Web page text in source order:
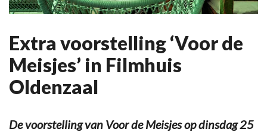
Extra voorstelling ‘Voor de
Meisjes’ in Filmhuis
Oldenzaal
De voorstelling van Voor de Meisjes op dinsdag 25